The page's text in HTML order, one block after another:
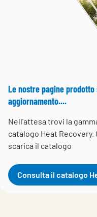
Le nostre pagine
aggiornamento....
Nell'attesa trovi la
catalogo Heat
scarica il catalogo
Consulta il catalogo